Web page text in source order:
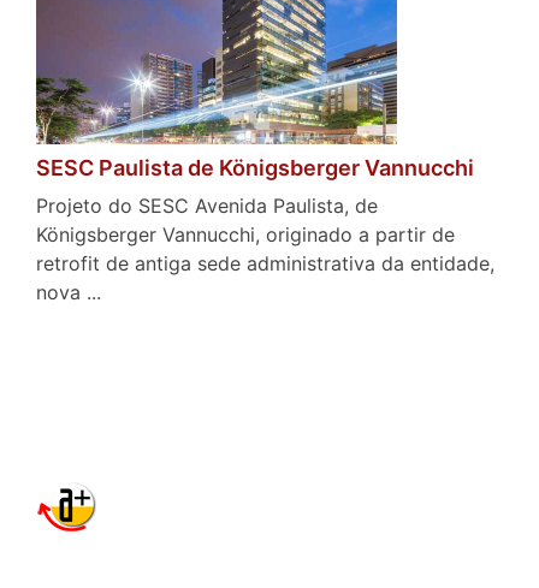
SESC Paulista de Königsberger Vannucchi
Projeto do SESC Avenida Paulista, de
Königsberger Vannucchi, originado a partir de
retrofit de antiga sede administrativa da entidade,
nova ...